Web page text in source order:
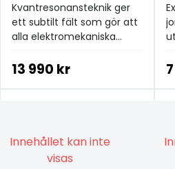
Kvantresonansteknik ger
ett subtilt fält som gör att
alla elektromekaniska
samklang för att förbättra
13 990 kr
Innehållet kan inte
visas